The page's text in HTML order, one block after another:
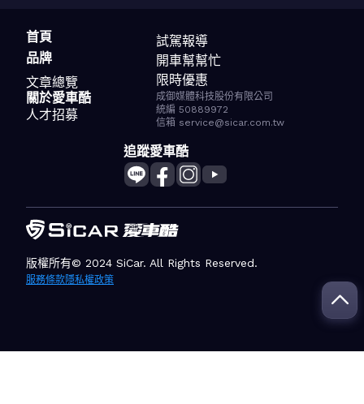
首頁
品牌
文章總覽
試駕報導
開車幫幫忙
限時優惠
關於愛車酷
人才招募
成御媒體科技股份有限公司
統編 50889972
信箱 service@sicar.com.tw
追蹤愛車酷
版權所有© 2024 SiCar. All Rights Reserved.
服務條款隱私權政策